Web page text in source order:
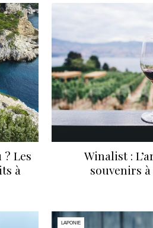
Les
à
Winalist :
souvenirs
LAPONIE